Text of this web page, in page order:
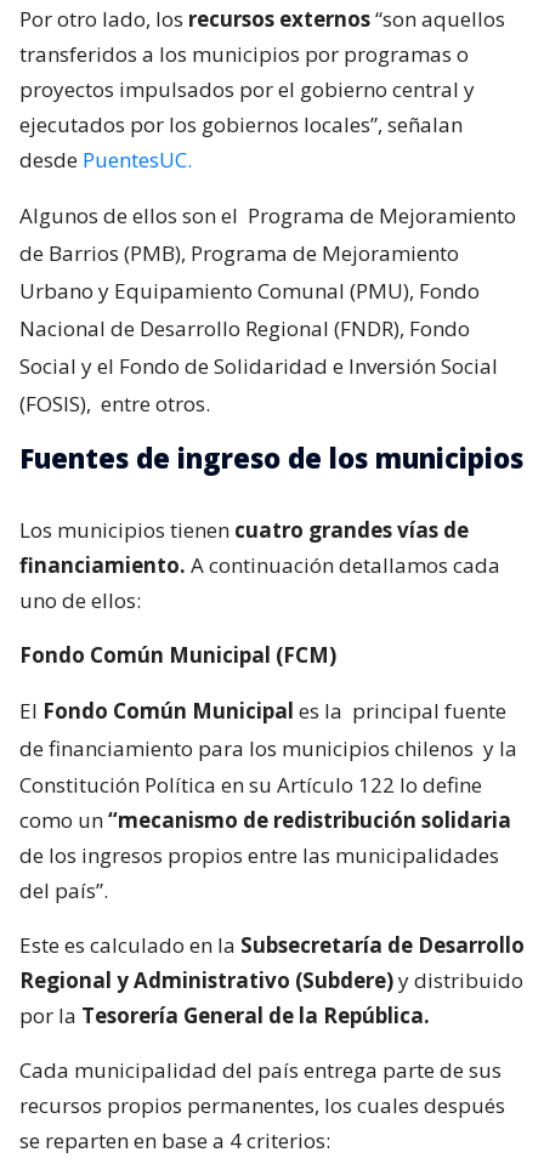
Por otro lado, los recursos externos“son aquellos
transferidos a los municipios por programas o
proyectos impulsados por el gobierno central y
ejecutados por los gobiernos locales”, señalan
desde PuentesUC.
Algunos de ellos son el Programa de Mejoramiento
de Barrios (PMB), Programa de Mejoramiento
Urbano y Equipamiento Comunal (PMU), Fondo
Nacional de Desarrollo Regional (FNDR), Fondo
Social y el Fondo de Solidaridad e Inversión Social
(FOSIS), entre otros.
Fuentes de ingreso de los municipios
Los municipios tienen cuatro grandes vías de
financiamiento. A continuación detallamos cada
uno de ellos:
Fondo Común Municipal (FCM)
El Fondo Común Municipal es la principal fuente
de financiamiento para los municipios chilenos y la
Constitución Política en su Artículo 122 lo define
como un“mecanismo de redistribución solidaria
de los ingresos propios entre las municipalidades
del país”.
Este es calculado en la Subsecretaría de Desarrollo
Regional y Administrativo (Subdere)y distribuido
por la Tesorería General de la República.
Cada municipalidad del país entrega parte de sus
recursos propios permanentes, los cuales después
se reparten en base a 4 criterios: